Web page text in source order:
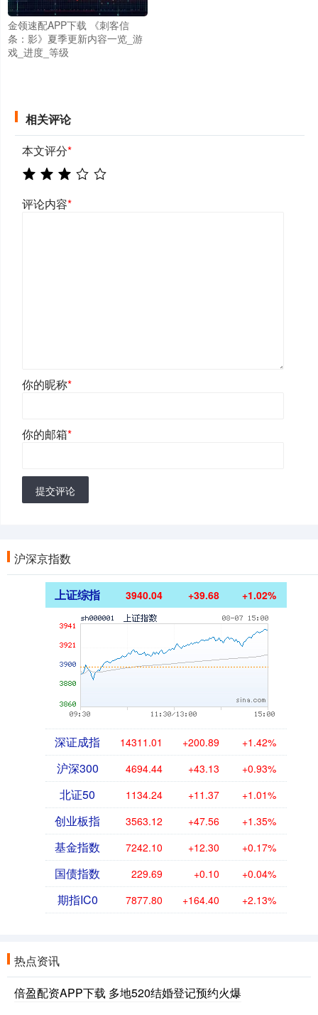
金领速配APP下载 《刺客信
条：影》夏季更新内容一览_游
戏_进度_等级
相关评论
本文评分*
评论内容*
你的昵称*
你的邮箱*
提交评论
沪深京指数
上证综指 3940.04 +39.68 +1.02%
深证成指 14311.01 +200.89 +1.42%
沪深300 4694.44 +43.13 +0.93%
北证50 1134.24 +11.37 +1.01%
创业板指 3563.12 +47.56 +1.35%
基金指数 7242.10 +12.30 +0.17%
国债指数 229.69 +0.10 +0.04%
期指IC0 7877.80 +164.40 +2.13%
热点资讯
倍盈配资APP下载 多地520结婚登记预约火爆